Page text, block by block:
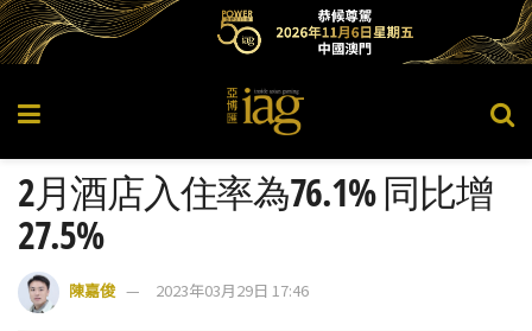
2月酒店入住率為76.1% 同比增
27.5%
陳嘉俊 2023年03月29日 17:46